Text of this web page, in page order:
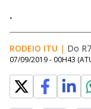
.
RODEIO ITU | Do R7
07/09/2019 - 00H43